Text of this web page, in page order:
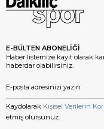
E-BÜLTEN ABONELİĞİ
Haber listemize kayıt olarak
haberdar olabilirsiniz.
Kaydolarak Kişisel Verilerin
etmiş olursunuz.